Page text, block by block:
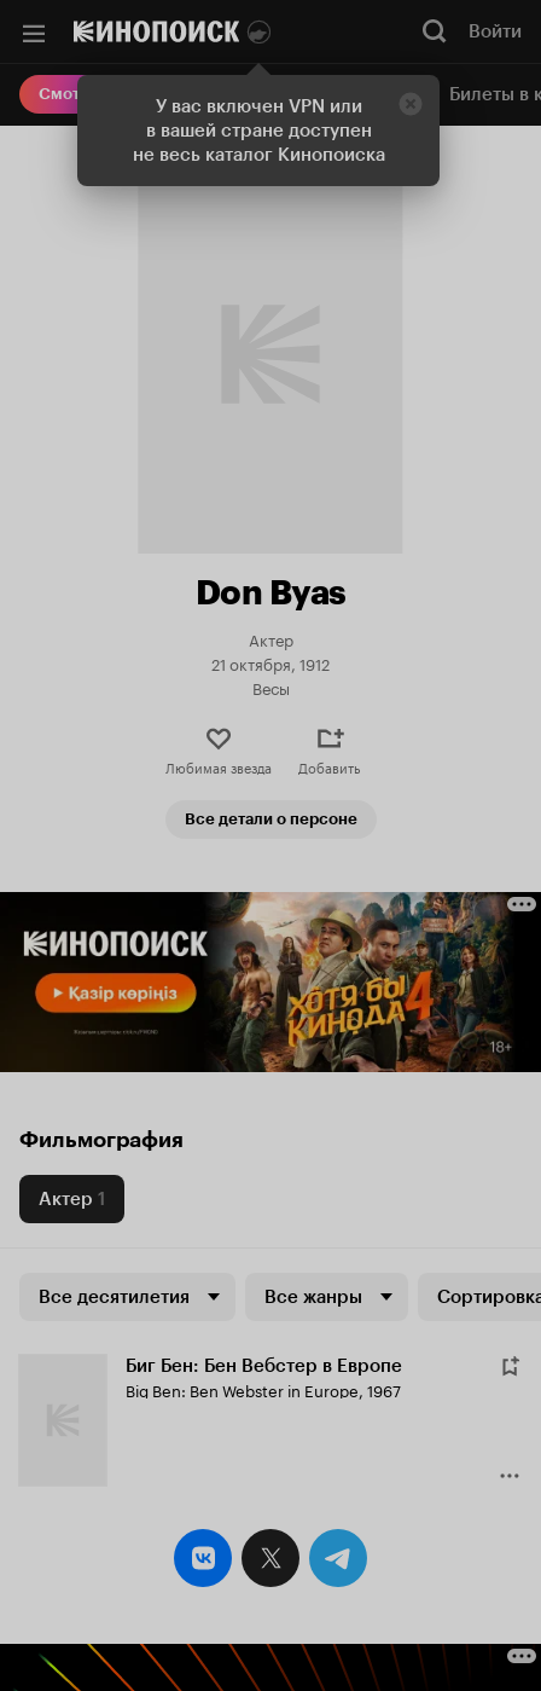
У вас включен VPN или
в вашей стране доступен
не весь каталог Кинопоиска
Войти
Смотреть кино Онлайн-кинотеатр Билеты в
Don Byas
Актер
21 октября, 1912
Весы
Любимая звезда Добавить
Все детали о персоне
Фильмография
Актер 1
Все десятилетия Все жанры
Биг Бен: Бен Вебстер в Европе
Big Ben: Ben Webster in Europe, 1967